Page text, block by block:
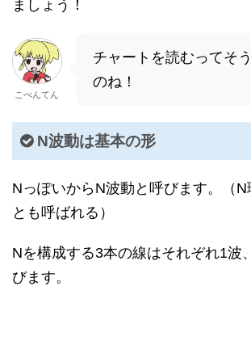
ましょう！
こべんてん
チャートを読むってそ
のね！
N波動は基本の形
NっぽいからN波動と呼びます。（
とも呼ばれる）
Nを構成する3本の線はそれぞれ1波
びます。